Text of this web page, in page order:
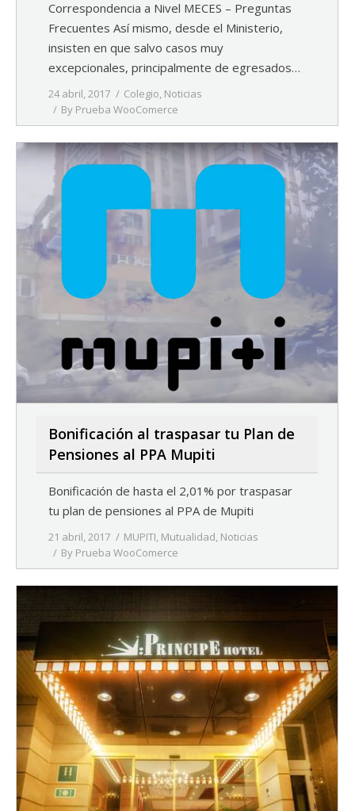
Correspondencia a Nivel MECES – Preguntas
Frecuentes Así mismo, desde el Ministerio,
insisten en que salvo casos muy
excepcionales, principalmente de egresados…
24 abril, 2017 Colegio, Noticias
By Prueba WooComerce
Bonificación al traspasar tu Plan de
Pensiones al PPA Mupiti
Bonificación de hasta el 2,01% por traspasar
tu plan de pensiones al PPA de Mupiti
21 abril, 2017 MUPITI, Mutualidad, Noticias
By Prueba WooComerce